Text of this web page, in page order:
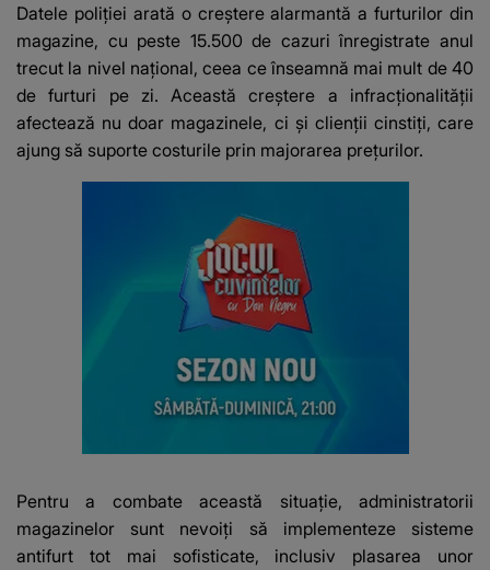
fanilor
Datele poliției arată o creștere alarmantă a furturilor din
magazine, cu peste 15.500 de cazuri înregistrate anul
trecut la nivel național, ceea ce înseamnă mai mult de 40
de furturi pe zi. Această creștere a infracționalității
afectează nu doar magazinele, ci și clienții cinstiți, care
ajung să suporte costurile prin majorarea prețurilor.
Pentru a combate această situație, administratorii
magazinelor sunt nevoiți să implementeze sisteme
antifurt tot mai sofisticate, inclusiv plasarea unor